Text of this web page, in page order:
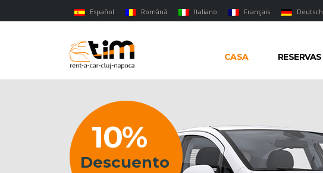
Español Română Italiano Français Deutsch
CASA RESERVAS
10%
Descuento